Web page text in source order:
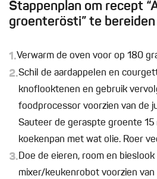
Stappenplan om recept
groenterösti” te bereiden
1.Verwarm de oven voor op 180
2.Schil de aardappelen en
knoflooktenen en gebruik
foodprocessor voorzien van de
Sauteer de geraspte groente 15
koekenpan met wat olie. Roer
3.Doe de eieren, room en
mixer/keukenrobot voorzien van